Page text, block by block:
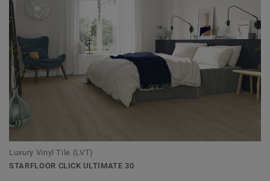
Luxury Vinyl Tile (LVT)
STARFLOOR CLICK ULTIMATE 30